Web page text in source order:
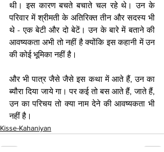
थी। इस कारण बचते बचाते चल रहे थे। उन के
परिवार में श्रीमती के अतिरिक्त तीन और सदस्य भी
थे - एक बेटी और दो बेटें। उन के बारे में बताने की
आवष्यकता अभी तो नहीं है क्योंकि इस कहानी में उन
की कोई भूमिका नहीं है।
और भी पात्र जैसे जैसे इस कथा में आते हैं, उन का
ब्यौरा दिया जाये गा। पर कई तो बस आते हैं, जाते हैं,
उन का परिचय तो क्या नाम देने की आवष्यकता भी
नहीं है।
Kisse-Kahaniyan